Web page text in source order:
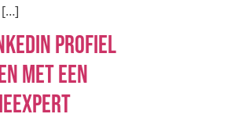
profiel
met een